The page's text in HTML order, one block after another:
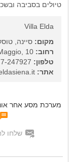
טיולים בסביבה
Villa Elda
מקום: סיינה,
רחוב:
טלפון:
אתר:
מערכת מסע אחר
שלחו